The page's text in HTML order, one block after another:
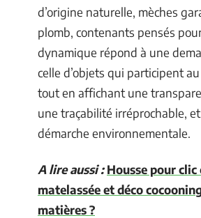
d’origine naturelle, mèches
plomb, contenants pensés
dynamique répond à une
celle d’objets qui participent
tout en affichant une
une traçabilité irréprochable,
démarche environnementale.
A lire aussi : Housse pour clic
matelassée et déco
matières ?